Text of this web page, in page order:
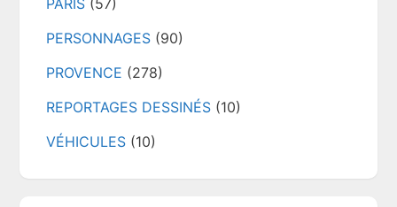
PARIS (57)
PERSONNAGES (90)
PROVENCE (278)
REPORTAGES DESSINÉS (10)
VÉHICULES (10)